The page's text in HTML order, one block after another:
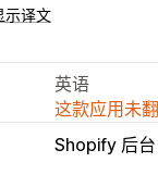
示译文
英语
这款应用未
Shopify 后台